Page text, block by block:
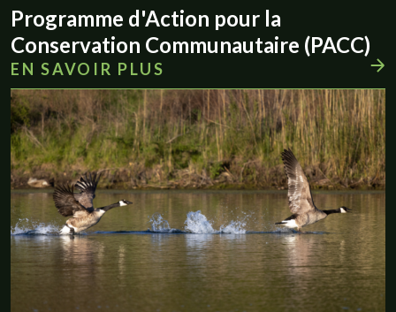
Programme d'Action pour la
Conservation Communautaire (PACC)
EN SAVOIR PLUS